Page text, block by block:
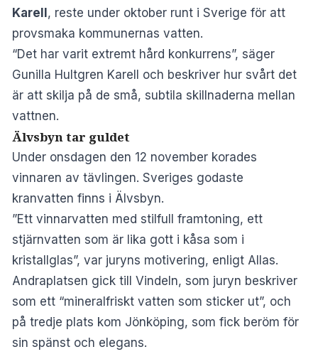
Karell, reste under oktober runt i Sverige för att
provsmaka kommunernas vatten.
“Det har varit extremt hård konkurrens”, säger
Gunilla Hultgren Karell och beskriver hur svårt det
är att skilja på de små, subtila skillnaderna mellan
vattnen.
Älvsbyn tar guldet
Under onsdagen den 12 november korades
vinnaren av tävlingen. Sveriges godaste
kranvatten finns i Älvsbyn.
”Ett vinnarvatten med stilfull framtoning, ett
stjärnvatten som är lika gott i kåsa som i
kristallglas”, var juryns motivering, enligt Allas.
Andraplatsen gick till Vindeln, som juryn beskriver
som ett “mineralfriskt vatten som sticker ut”, och
på tredje plats kom Jönköping, som fick beröm för
sin spänst och elegans.